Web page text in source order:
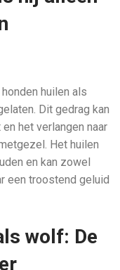
huilen als
Dit gedrag kan
het verlangen naar
Het huilen
en kan zowel
een troostend geluid
wolf: De